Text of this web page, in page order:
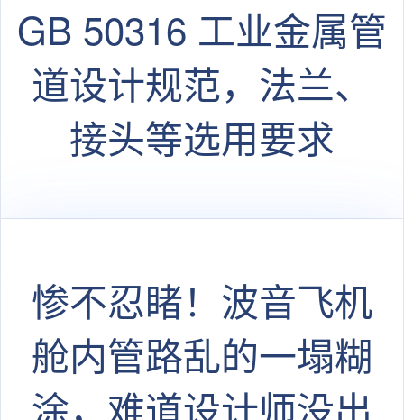
GB 50316 工业金属管
道设计规范，法兰、
接头等选用要求
惨不忍睹！波音飞机
舱内管路乱的一塌糊
涂，难道设计师没出